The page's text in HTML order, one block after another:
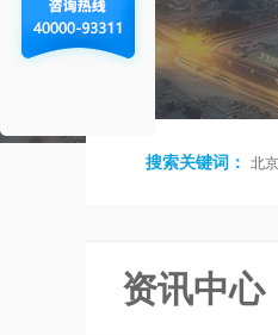
搜索关键词： 北
资讯中心